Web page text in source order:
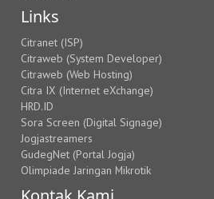
Links
Citranet (ISP)
Citraweb (System Developer)
Citraweb (Web Hosting)
Citra IX (Internet eXchange)
HRD.ID
Sora Screen (Digital Signage)
Jogjastreamers
GudegNet (Portal Jogja)
Olimpiade Jaringan Mikrotik